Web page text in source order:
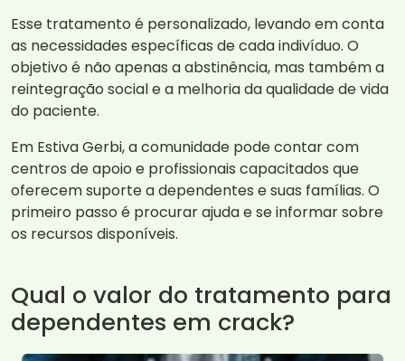
Esse tratamento é personalizado, levando em conta
as necessidades específicas de cada indivíduo. O
objetivo é não apenas a abstinência, mas também a
reintegração social e a melhoria da qualidade de vida
do paciente.
Em Estiva Gerbi, a comunidade pode contar com
centros de apoio e profissionais capacitados que
oferecem suporte a dependentes e suas famílias. O
primeiro passo é procurar ajuda e se informar sobre
os recursos disponíveis.
Qual o valor do tratamento para
dependentes em crack?